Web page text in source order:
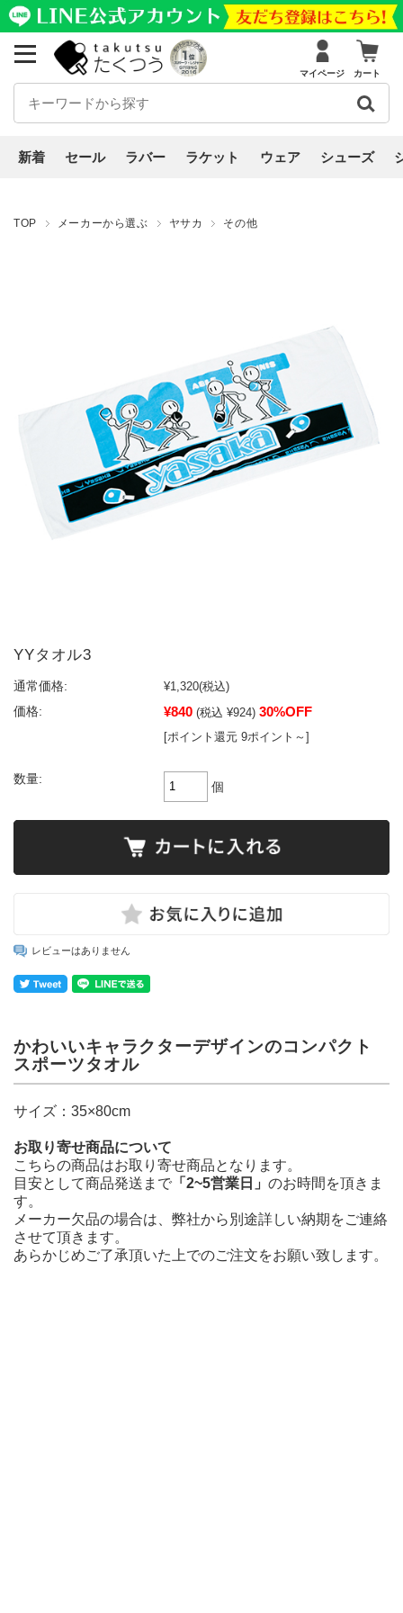
マイページ カート
新着 セール ラバー ラケット ウェア シューズ
TOP メーカーから選ぶ ヤサカ その他
YYタオル3
通常価格: ¥1,320(税込)
価格:
¥840 (税込 ¥924) 30%OFF
[ポイント還元 9ポイント～]
数量:
個
レビューはありません
かわいいキャラクターデザインのコンパクト
スポーツタオル
サイズ：35×80cm
お取り寄せ商品について
こちらの商品はお取り寄せ商品となります。
目安として商品発送まで 「2~5営業日」 のお時間を頂きま
す。
メーカー欠品の場合は、弊社から別途詳しい納期をご連絡
させて頂きます。
あらかじめご了承頂いた上でのご注文をお願い致します。